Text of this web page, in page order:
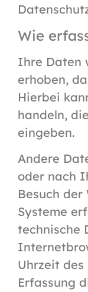
Wie
Ihre Daten
erhoben,
Hierbei
handeln,
eingeben.
Andere
oder nach
Besuch
Systeme
technische
Uhrzeit
Erfassung